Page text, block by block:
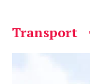
Transport